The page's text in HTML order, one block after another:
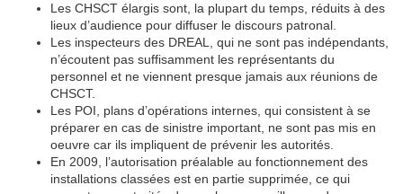
Les CHSCT élargis sont, la plupart du temps, réduits à des
lieux d’audience pour diffuser le discours patronal.
Les inspecteurs des DREAL, qui ne sont pas indépendants,
n’écoutent pas suffisamment les représentants du
personnel et ne viennent presque jamais aux réunions de
CHSCT.
Les POI, plans d’opérations internes, qui consistent à se
préparer en cas de sinistre important, ne sont pas mis en
oeuvre car ils impliquent de prévenir les autorités.
En 2009, l’autorisation préalable au fonctionnement des
installations classées est en partie supprimée, ce qui